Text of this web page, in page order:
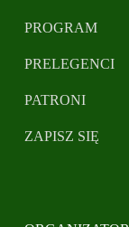
PROGRAM
PRELEGENCI
PATRONI
ZAPISZ SIĘ